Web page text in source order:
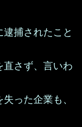
捕されたこと
直さず、言いわ
った企業も、